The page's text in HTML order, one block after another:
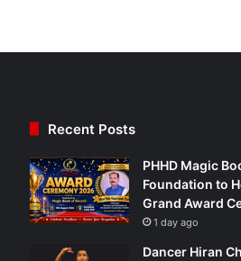
Recent Posts
PHHD Magic
Foundation to
Grand Award
1 day ago
Dancer Hiran